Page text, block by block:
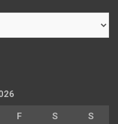
F S S